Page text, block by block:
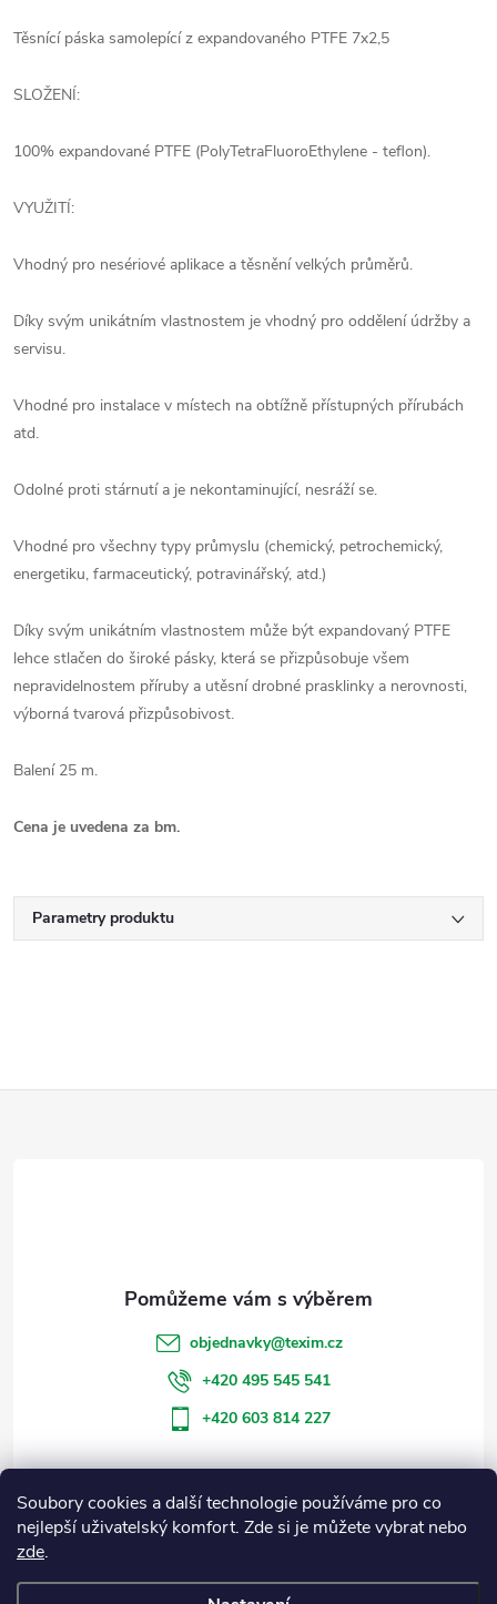
Soubory cookies a další technologie používáme pro co
nejlepší uživatelský komfort. Zde si je můžete vybrat nebo
zde.
Těsnící páska samolepící z expandovaného PTFE 7x2,5
SLOŽENÍ:
100% expandované PTFE (PolyTetraFluoroEthylene - teflon).
VYUŽITÍ:
Vhodný pro nesériové aplikace a těsnění velkých průměrů.
Díky svým unikátním vlastnostem je vhodný pro oddělení údržby a
servisu.
Vhodné pro instalace v místech na obtížně přístupných přírubách
atd.
Odolné proti stárnutí a je nekontaminující, nesráží se.
Vhodné pro všechny typy průmyslu (chemický, petrochemický,
energetiku, farmaceutický, potravinářský, atd.)
Díky svým unikátním vlastnostem může být expandovaný PTFE
lehce stlačen do široké pásky, která se přizpůsobuje všem
nepravidelnostem příruby a utěsní drobné prasklinky a nerovnosti,
výborná tvarová přizpůsobivost.
Balení 25 m.
Cena je uvedena za bm.
Parametry produktu
Informace pro vás
Blog
objednavky@texim.cz
+420 495 545 541
+420 603 814 227